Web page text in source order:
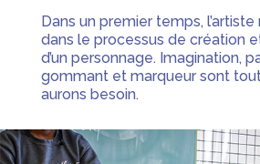
Dans un premier temps,
dans le processus de création
d’un personnage. Imagination,
gommant et marqueur sont
aurons besoin.